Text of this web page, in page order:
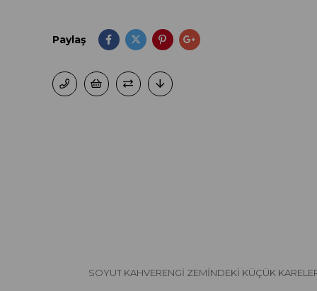
Paylaş
SOYUT KAHVERENGİ ZEMİNDEKİ KÜÇÜK